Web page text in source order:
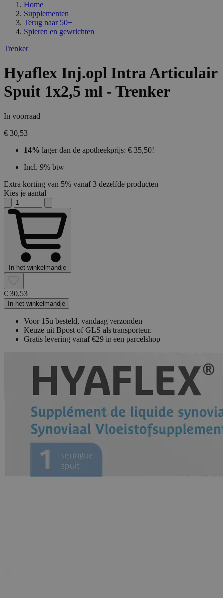
Home
Supplementen
Terug naar 50+
Spieren en gewrichten
Trenker
Hyaflex Inj.opl Intra Articulair
Spuit 1x2,5 ml - Trenker
In voorraad
€ 30,53
14% lager dan de apotheekprijs: € 35,50!
Incl. 9% btw
Extra korting van 5% vanaf 3 dezelfde producten
Kies je aantal
In het winkelmandje
€ 30,53
In het winkelmandje
Voor 15u besteld, vandaag verzonden
Keuze uit Bpost of GLS als transporteur.
Gratis levering vanaf €29 in een parcelshop